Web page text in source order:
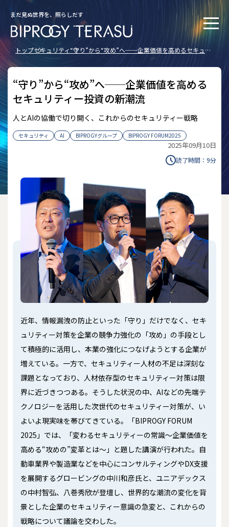
まだ見ぬ世界を、照らしだす
トップセキュリティ“守り”から“攻め”へ──企業価値を高めるセキュリ
“守り”から“攻め”へ──企業価値を高める
セキュリティー投資の新潮流
人とAIの協働で切り開く、これからのセキュリティー戦略
セキュリティ AI BIPROGYグループ BIPROGY FORUM2025
2025年09月10日
読了時間： 9分
近年、情報漏洩の防止といった「守り」だけでなく、セキ
ュリティー対策を企業の競争力強化の「攻め」の手段とし
て積極的に活用し、本業の強化につなげようとする企業が
増えている。一方で、セキュリティー人材の不足は深刻な
課題となっており、人材依存型のセキュリティー対策は限
界に近づきつつある。そうした状況の中、AIなどの先端テ
クノロジーを活用した次世代のセキュリティー対策が、い
よいよ現実味を帯びてきている。「BIPROGY FORUM
2025」では、「変わるセキュリティーの常識～企業価値を
高める“攻めの”変革とは～」と題した講演が行われた。自
動車業界や製造業などを中心にコンサルティングやDX支援
を展開するグロービングの中川和彦氏と、ユニアデックス
の中村智弘、八巻秀欣が登壇し、世界的な潮流の変化を背
景とした企業のセキュリティー意識の急変と、これからの
戦略について議論を交わした。